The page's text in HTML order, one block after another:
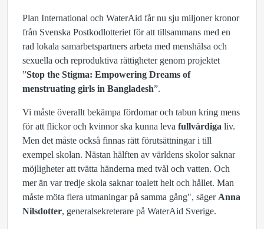
Plan International och WaterAid får nu sju miljoner kronor
från Svenska Postkodlotteriet för att tillsammans med en
rad lokala samarbetspartners arbeta med menshälsa och
sexuella och reproduktiva rättigheter genom projektet
”Stop the Stigma: Empowering Dreams of
menstruating girls in Bangladesh”.
Vi måste överallt bekämpa fördomar och tabun kring mens
för att flickor och kvinnor ska kunna leva fullvärdiga liv.
Men det måste också finnas rätt förutsättningar i till
exempel skolan. Nästan hälften av världens skolor saknar
möjligheter att tvätta händerna med tvål och vatten. Och
mer än var tredje skola saknar toalett helt och hållet. Man
måste möta flera utmaningar på samma gång", säger Anna
Nilsdotter, generalsekreterare på WaterAid Sverige.